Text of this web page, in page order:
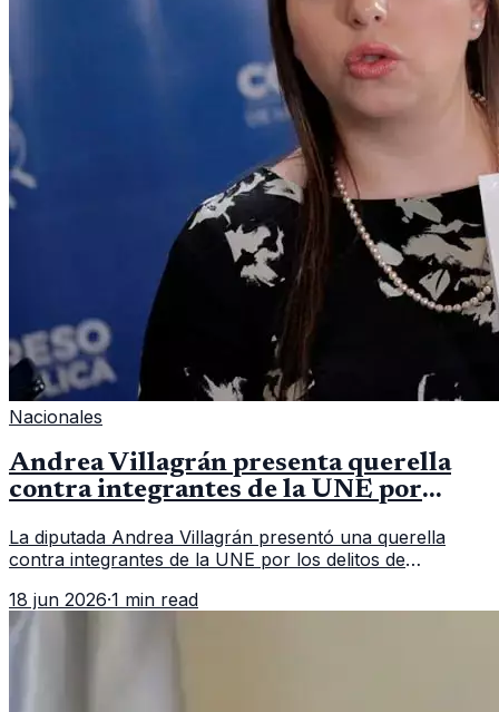
Nacionales
Andrea Villagrán presenta querella
contra integrantes de la UNE por
La diputada Andrea Villagrán presentó una querella
contra integrantes de la UNE por los delitos de
18 jun 2026·1 min read